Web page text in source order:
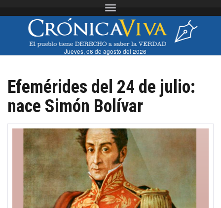
Toggle navigation
Jueves, 06 de agosto del 2026
Efemérides del 24 de julio:
nace Simón Bolívar